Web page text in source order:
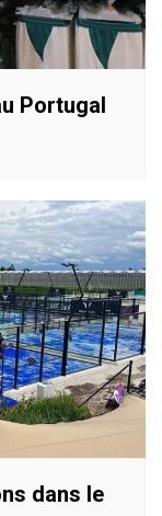
Portugal
dans le